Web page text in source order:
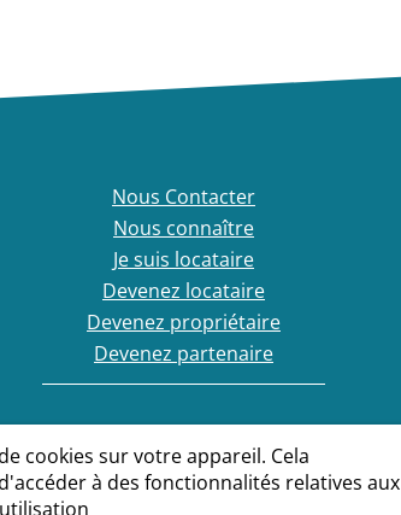
Nous Contacter
Nous connaître
Je suis locataire
Devenez locataire
Devenez propriétaire
Devenez partenaire
cookies sur votre appareil. Cela
à des fonctionnalités relatives aux